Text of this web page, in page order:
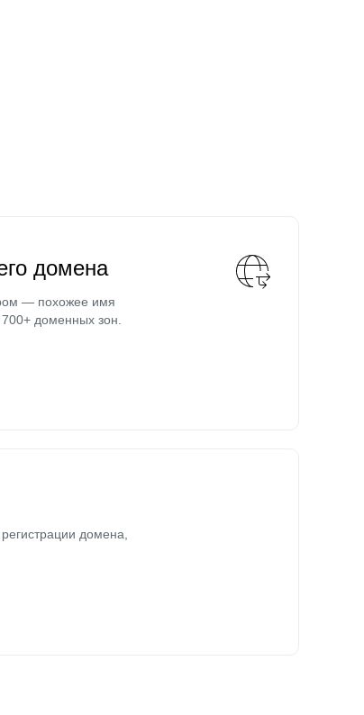
домена
— похожее имя
доменных зон.
домена,